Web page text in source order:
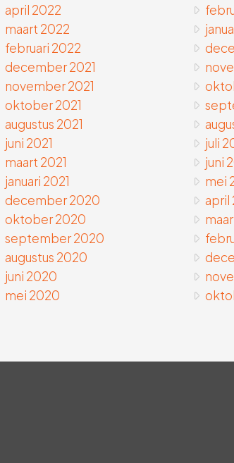
april 2022
maart 2022
februari 2022
december 2021
november 2021
oktober 2021
augustus 2021
juni 2021
maart 2021
januari 2021
december 2020
oktober 2020
september 2020
augustus 2020
juni 2020
mei 2020
juli
juni
mei
april